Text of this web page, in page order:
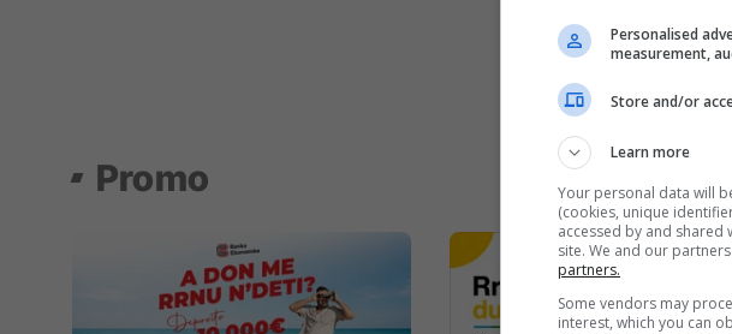
Promo
Personalised
measurement,
Store and/or
Learn more
Your personal data will
(cookies, unique
accessed by and shared
site. We and our
partners.
Some vendors may
interest, which you can